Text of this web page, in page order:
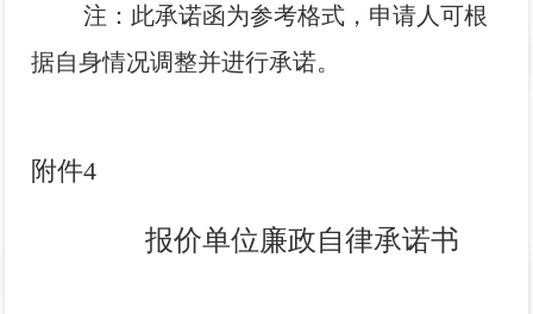
注：此承诺函为参考格式，申请人可根
据自身情况调整并进行承诺。
附件4
报价单位廉政自律承诺书